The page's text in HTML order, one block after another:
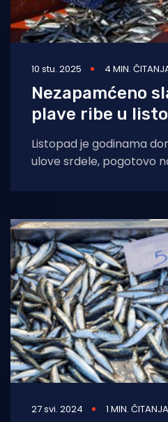
10 stu. 2025 4 MIN.
Nezapamćeno
plave ribe u
Listopad je godinama
ulove srdele, pogotovo
zapadnu obalu Istre. S
27 svi. 2024 1 MIN. ČITANJA